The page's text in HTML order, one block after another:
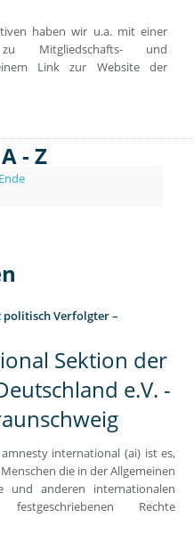
- Z
haben wir u.a. mit einer
zu Mitgliedschafts- und
Link zur Website der
Ende
politisch Verfolgter –
Sektion der
e.V. -
international (ai) ist es,
die in der Allgemeinen
und anderen internationalen
festgeschriebenen Rechte